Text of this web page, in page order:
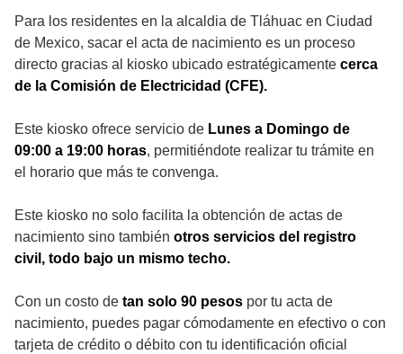
Para los residentes en la alcaldia de Tláhuac en Ciudad
de Mexico, sacar el acta de nacimiento es un proceso
directo gracias al kiosko ubicado estratégicamente cerca
de la Comisión de Electricidad (CFE).
Este kiosko ofrece servicio de Lunes a Domingo de
09:00 a 19:00 horas, permitiéndote realizar tu trámite en
el horario que más te convenga.
Este kiosko no solo facilita la obtención de actas de
nacimiento sino también otros servicios del registro
civil, todo bajo un mismo techo.
Con un costo de tan solo 90 pesos por tu acta de
nacimiento, puedes pagar cómodamente en efectivo o con
tarjeta de crédito o débito con tu identificación oficial